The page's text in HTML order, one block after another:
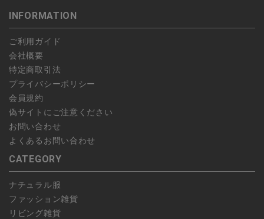
します。
予約商品など一部キャンセルが出来ない場合がございます。あら
かじめご了承ください。
こちら よりご依頼ください。
INFORMATION
ご利用ガイド
会社概要
特定商取引法
プライバシーポリシー
会員規約
偽サイトにご注意ください
お問い合わせ
よくあるお問い合わせ
CATEGORY
ナチュラル服
ファッション雑貨
リビング雑貨